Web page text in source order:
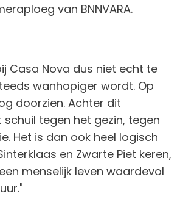
van BNNVARA.
Casa Nova dus niet echt te
wanhopiger wordt. Op
doorzien. Achter dit
tegen het gezin, tegen
Het is dan ook heel logisch
en Zwarte Piet keren,
menselijk leven waardevol